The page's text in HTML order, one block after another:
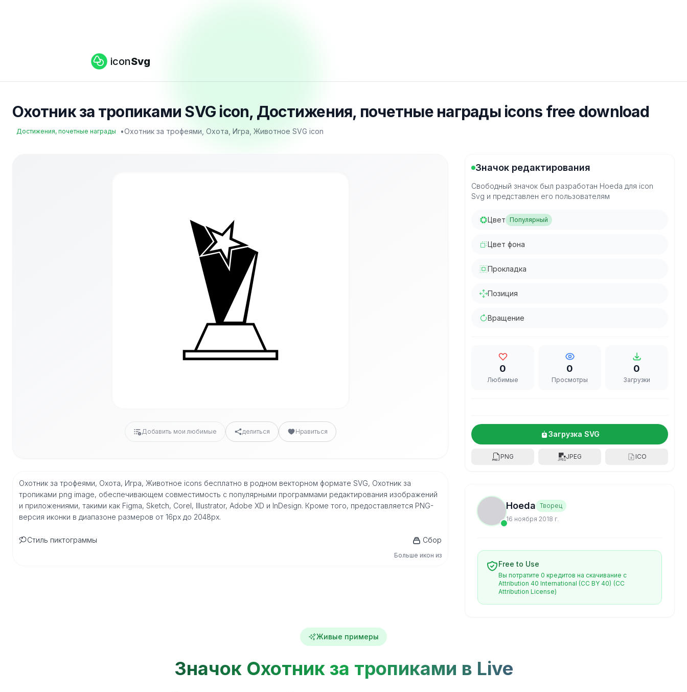
iconSvg
Охотник за тропиками SVG icon, Достижения, почетные награды icons free download
Достижения, почетные награды •Охотник за трофеями, Охота, Игра, Животное SVG icon
Добавить мои любимые делиться Нравиться
Охотник за трофеями, Охота, Игра, Животное icons бесплатно в родном векторном формате SVG, Охотник за
тропиками png image, обеспечивающем совместимость с популярными программами редактирования изображений
и приложениями, такими как Figma, Sketch, Corel, Illustrator, Adobe XD и InDesign. Кроме того, предоставляется PNG-
версия иконки в диапазоне размеров от 16px до 2048px.
Стиль пиктограммы Сбор
Больше икон из
Значок редактирования
Свободный значок был разработан Hoeda для icon
Svg и представлен его пользователям
Цвет Популярный
Цвет фона
Прокладка
Позиция
Вращение
0
Любимые
0
Просмотры
0
Загрузки
Загрузка SVG
PNG JPEG ICO
Hoeda Творец
16 ноября 2018 г.
Free to Use
Вы потратите 0 кредитов на скачивание с
Attribution 40 International (CC BY 40) (CC
Attribution License)
Живые примеры
Значок Охотник за тропиками в Live